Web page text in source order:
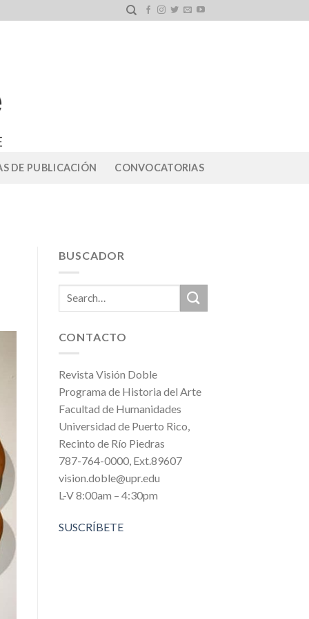
DE PUBLICACIÓN CONVOCATORIAS
BUSCADOR
CONTACTO
Revista Visión Doble
Programa de Historia del Arte
Facultad de Humanidades
Universidad de Puerto Rico,
Recinto de Río Piedras
787-764-0000, Ext.89607
vision.doble@upr.edu
L-V 8:00am – 4:30pm
SUSCRÍBETE